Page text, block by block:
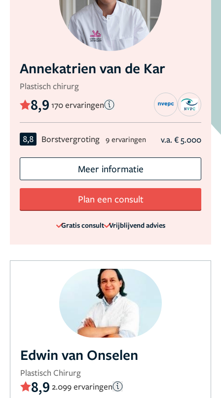
Annekatrien van de Kar
Plastisch chirurg
8,9 170 ervaringen
8,8 Borstvergroting 9 ervaringen v.a. € 5.000
Meer informatie
Plan een consult
Gratis consult Vrijblijvend advies
Edwin van Onselen
Plastisch Chirurg
8,9 2.099 ervaringen